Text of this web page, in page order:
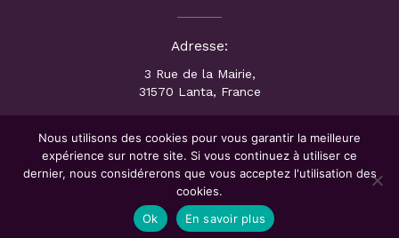
Adresse:
3 Rue de la Mairie,
31570 Lanta, France
CONTACT
Mentions Légales| Conditions générales de location
Site web parAgoralys
Nous utilisons des cookies pour vous garantir la meilleure
expérience sur notre site. Si vous continuez à utiliser ce
dernier, nous considérerons que vous acceptez l'utilisation des
cookies.
Ok
En savoir plus